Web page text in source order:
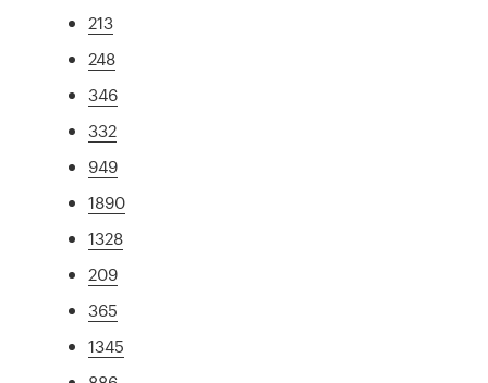
213
248
346
332
949
1890
1328
209
365
1345